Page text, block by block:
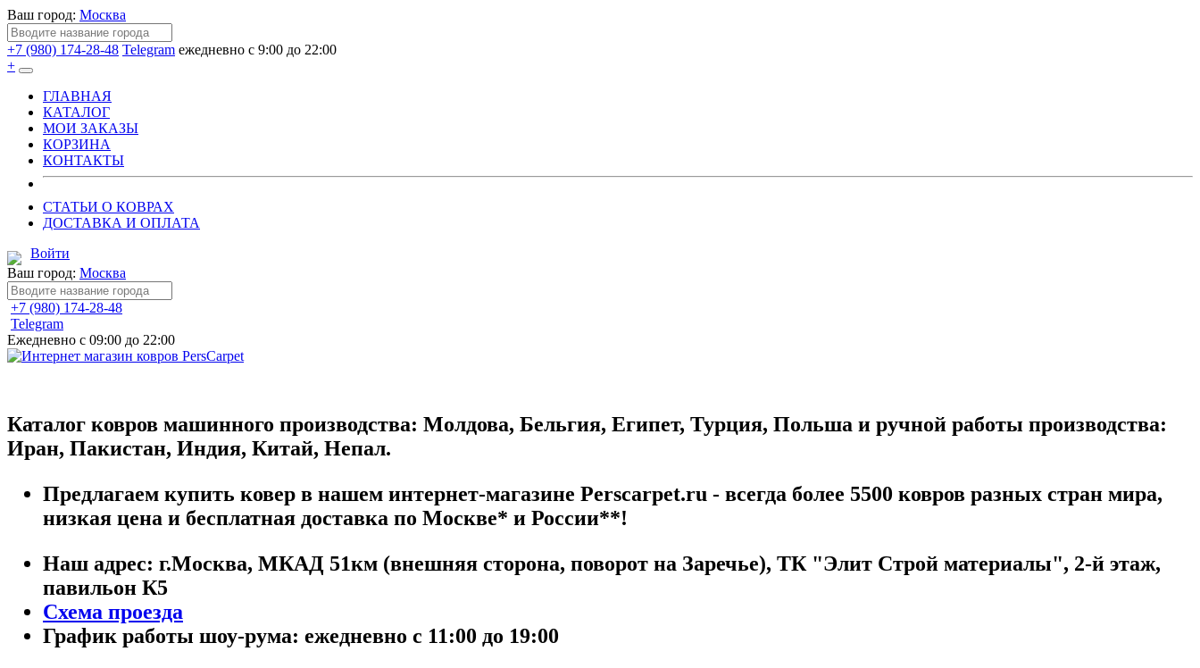
Ваш город: Москва
+7 (980) 174-28-48 Telegram ежедневно с 9:00 до 22:00
+
ГЛАВНАЯ
КАТАЛОГ
МОИ ЗАКАЗЫ
КОРЗИНА
КОНТАКТЫ
СТАТЬИ О КОВРАХ
ДОСТАВКА И ОПЛАТА
Войти
Ваш город: Москва
+7 (980) 174-28-48
Telegram
Ежедневно с 09:00 до 22:00
Каталог ковров машинного производства: Молдова, Бельгия, Египет, Турция, Польша и ручной работы производства:
Иран, Пакистан, Индия, Китай, Непал.
Предлагаем купить ковер в нашем интернет-магазине Perscarpet.ru - всегда более 5500 ковров разных стран мира,
низкая цена и бесплатная доставка по Москве* и России**!
Наш адрес: г.Москва, МКАД 51км (внешняя сторона, поворот на Заречье), ТК "Элит Строй материалы", 2-й этаж,
павильон К5
Схема проезда
График работы шоу-рума: ежедневно с 11:00 до 19:00